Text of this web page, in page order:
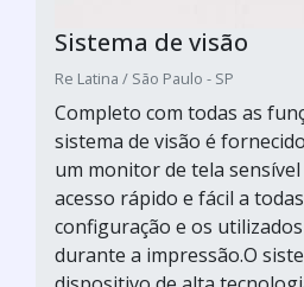
Sistema de visão
Re Latina / São Paulo - SP
Completo com todas as
sistema de visão é
um monitor de tela
acesso rápido e fácil a
configuração e os
durante a impressão.O